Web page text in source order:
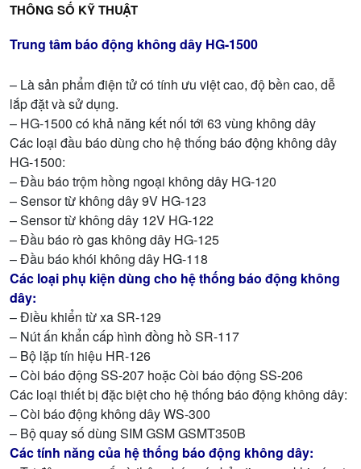
Trung tâm báo động không dây HG-1500
– Là sản phẩm điện tử có tính ưu việt cao, độ bền cao, dễ
lắp đặt và sử dụng.
– HG-1500 có khả năng kết nối tới 63 vùng không dây
Các loại đầu báo dùng cho hệ thống báo động không dây
HG-1500:
– Đầu báo trộm hồng ngoại không dây HG-120
– Sensor từ không dây 9V HG-123
– Sensor từ không dây 12V HG-122
– Đầu báo rò gas không dây HG-125
– Đầu báo khói không dây HG-118
Các loại phụ kiện dùng cho hệ thống báo động không
dây:
– Điều khiển từ xa SR-129
– Nút ấn khẩn cấp hình đồng hồ SR-117
– Bộ lặp tín hiệu HR-126
– Còi báo động SS-207 hoặc Còi báo động SS-206
Các loại thiết bị đặc biệt cho hệ thống báo động không dây:
– Còi báo động không dây WS-300
– Bộ quay số dùng SIM GSM GSMT350B
Các tính năng của hệ thống báo động không dây:
THÔNG SỐ KỸ THUẬT